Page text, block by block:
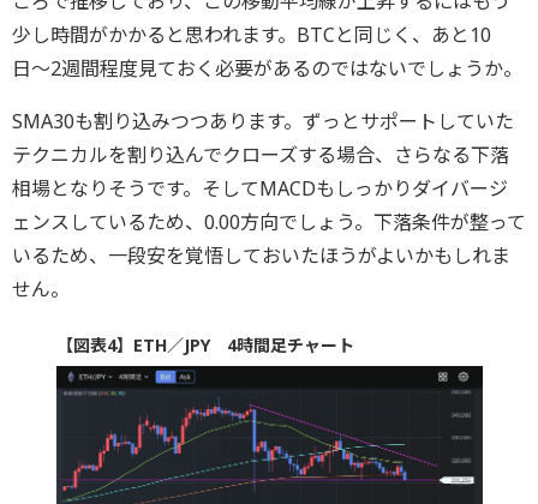
少し時間がかかると思われます。BTCと同じく、あと10
日〜2週間程度見ておく必要があるのではないでしょうか。
SMA30も割り込みつつあります。ずっとサポートしていた
テクニカルを割り込んでクローズする場合、さらなる下落
相場となりそうです。そしてMACDもしっかりダイバージ
ェンスしているため、0.00方向でしょう。下落条件が整って
いるため、一段安を覚悟しておいたほうがよいかもしれま
せん。
【図表4】ETH／JPY 4時間足チャート